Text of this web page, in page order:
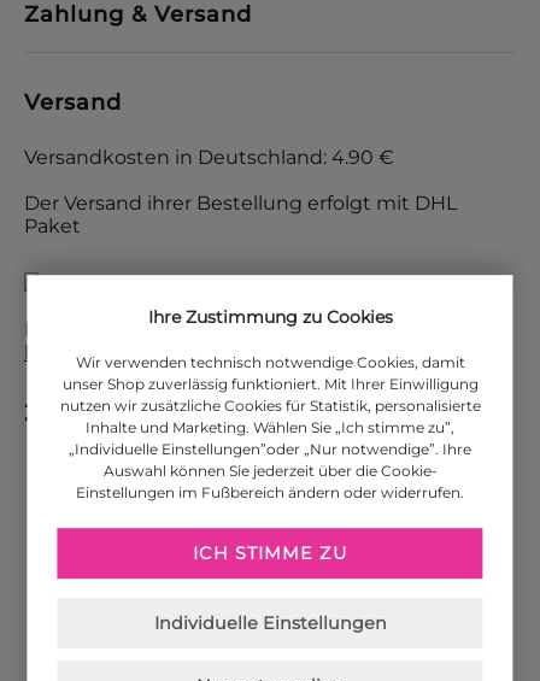
Zahlung & Versand
Versand
Versandkosten in Deutschland: 4.90 €
Der Versand ihrer Bestellung erfolgt mit DHL
Paket
Die Versandkosten für weitere Länder finden Sie
Zahlungsarten
PayPal
Ihre Zustimmung zu Cookies
Wir verwenden technisch notwendige Cookies, damit
unser Shop zuverlässig funktioniert. Mit Ihrer Einwilligung
nutzen wir zusätzliche Cookies für Statistik, personalisierte
Inhalte und Marketing. Wählen Sie „Ich stimme zu”,
„Individuelle Einstellungen”oder „Nur notwendige”. Ihre
Auswahl können Sie jederzeit über die Cookie-
Einstellungen im Fußbereich ändern oder widerrufen.
ICH STIMME ZU
Individuelle Einstellungen